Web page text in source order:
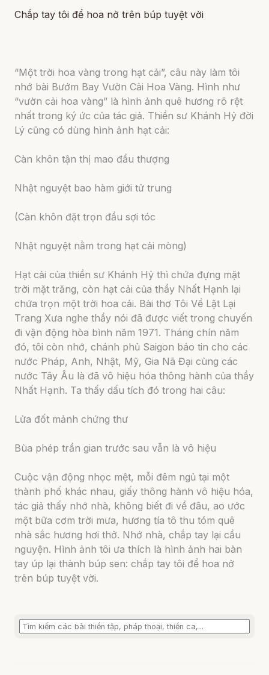
Chắp tay tôi để hoa nở trên búp tuyệt vời
“Một trời hoa vàng trong hạt cải”, câu này làm tôi
nhớ bài Bướm Bay Vườn Cải Hoa Vàng. Hình như
“vườn cải hoa vàng” là hình ảnh quê hương rõ rệt
nhất trong ký ức của tác giả. Thiền sư Khánh Hỷ đời
Lý cũng có dùng hình ảnh hạt cải:
Càn khôn tận thị mao đầu thượng
Nhật nguyệt bao hàm giới tử trung
(Càn khôn đặt trọn đầu sợi tóc
Nhật nguyệt nằm trong hạt cải mòng)
Hạt cải của thiền sư Khánh Hỷ thì chứa đựng mặt
trời mặt trăng, còn hạt cải của thầy Nhất Hạnh lại
chứa trọn một trời hoa cải. Bài thơ Tôi Về Lật Lại
Trang Xưa nghe thầy nói đã được viết trong chuyến
đi vận động hòa bình năm 1971. Tháng chín năm
đó, tôi còn nhớ, chánh phủ Saigon báo tin cho các
nước Pháp, Anh, Nhật, Mỹ, Gia Nã Đại cùng các
nước Tây Âu là đã vô hiệu hóa thông hành của thầy
Nhất Hạnh. Ta thấy dấu tích đó trong hai câu:
Lửa đốt mảnh chứng thư
Bùa phép trần gian trước sau vẫn là vô hiệu
Cuộc vận động nhọc mệt, mỗi đêm ngủ tại một
thành phố khác nhau, giấy thông hành vô hiệu hóa,
tác giả thấy nhớ nhà, không biết đi về đâu, ao ước
một bữa cơm trời mưa, hương tía tô thu tóm quê
nhà sắc hương hơi thở. Nhớ nhà, chắp tay lại cầu
nguyện. Hình ảnh tôi ưa thích là hình ảnh hai bàn
tay úp lại thành búp sen: chắp tay tôi để hoa nở
trên búp tuyệt vời.